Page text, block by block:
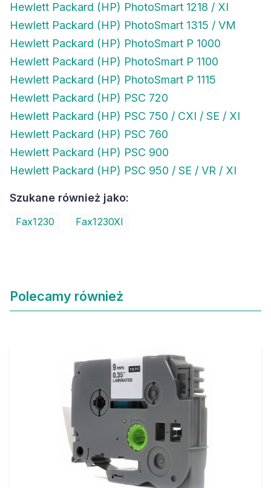
Hewlett Packard (HP) PhotoSmart 1218 / XI
Hewlett Packard (HP) PhotoSmart 1315 / VM
Hewlett Packard (HP) PhotoSmart P 1000
Hewlett Packard (HP) PhotoSmart P 1100
Hewlett Packard (HP) PhotoSmart P 1115
Hewlett Packard (HP) PSC 720
Hewlett Packard (HP) PSC 750 / CXI / SE / XI
Hewlett Packard (HP) PSC 760
Hewlett Packard (HP) PSC 900
Hewlett Packard (HP) PSC 950 / SE / VR / XI
Szukane również jako:
Fax1230 Fax1230XI
Polecamy również